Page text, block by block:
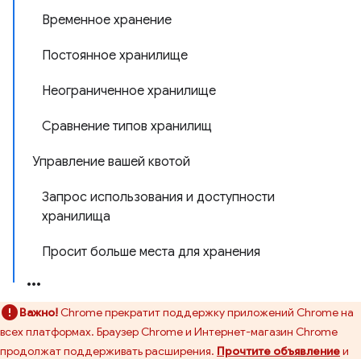
Временное хранение
Постоянное хранилище
Неограниченное хранилище
Сравнение типов хранилищ
Управление вашей квотой
Запрос использования и доступности
хранилища
Просит больше места для хранения
Важно!Chrome прекратит поддержку приложений Chrome на
всех платформах. Браузер Chrome и Интернет-магазин Chrome
продолжат поддерживать расширения. Прочтите объявлениеи